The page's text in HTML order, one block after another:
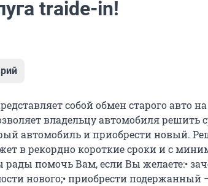
traide-in!
собой обмен старого авто
владельцу автомобиля решить
автомобиль и приобрести новый.
в рекордно короткие сроки и с
помочь Вам, если Вы желаете:•
нового;• приобрести подержанный